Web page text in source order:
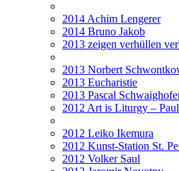
2014 Achim Lengerer
2014 Bruno Jakob
2013 zeigen verhüllen
2013 Norbert
2013 Eucharistie
2013 Pascal
2012 Art is Liturgy –
2012 Leiko Ikemura
2012 Kunst-Station St.
2012 Volker Saul